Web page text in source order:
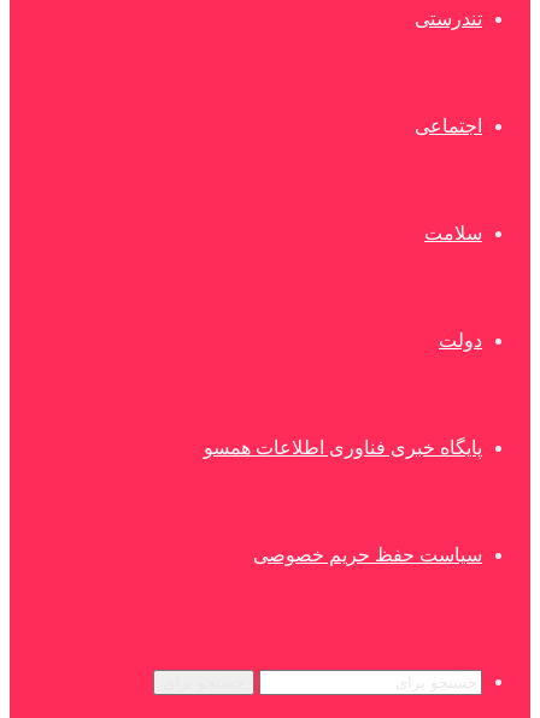
تندرستی
اجتماعی
سلامت
دولت
پایگاه خبری فناوری اطلاعات همسو
سیاست حفظ حریم خصوصی